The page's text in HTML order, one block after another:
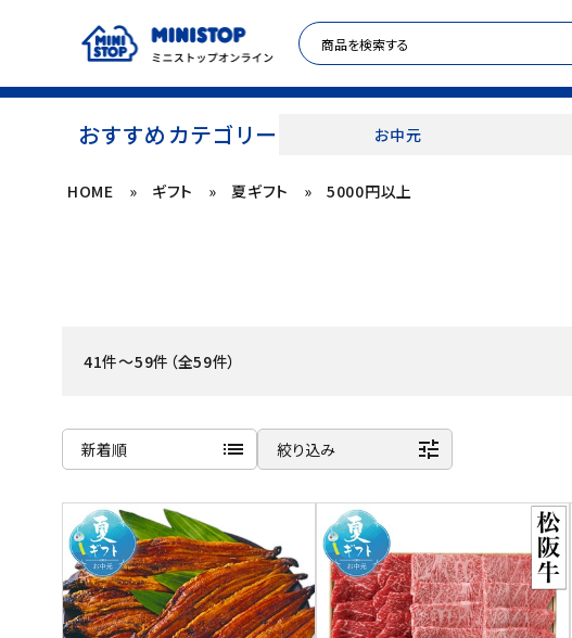
おすすめカテゴリー お中元
ACCOUNT MENU
冷凍食品
お菓子
飲料
HOME » ギフト » 夏ギフト » 5000円以上
41件～59件（全59件）
新着順 list
新着順
発売日順
価格が安い
価格が高い
絞り込み tune